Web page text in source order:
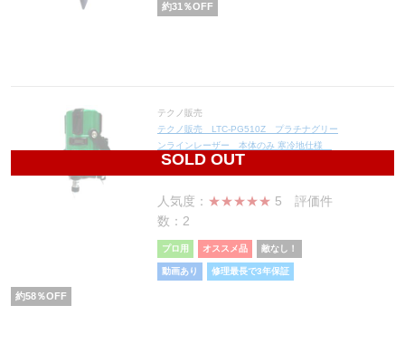
約31 ％OFF
SOLD OUT
テクノ販売
テクノ販売 LTC-PG510Z プラチナグリー
ンラインレーザー 本体のみ 寒冷地仕様
94,500
人気度： ★★★★★ 5 評価件
数：2
プロ用 オススメ品 敵なし！
動画あり 修理最長で3年保証
約58％OFF